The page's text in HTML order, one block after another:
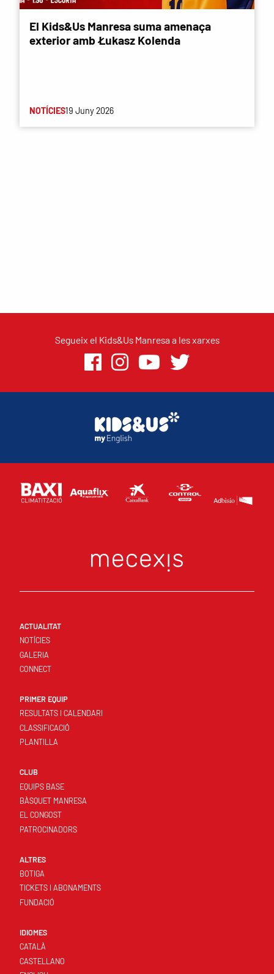
El Kids&Us Manresa suma amenaça
exterior amb Łukasz Kolenda
NOTÍCIES19 Juny 2026
Segueix el Kids&Us Manresa a les xarxes
ACTUALITAT
NOTÍCIES
GALERIA
CONNECT
PRIMER EQUIP
RESULTATS I CALENDARI
CLASSIFICACIÓ
PLANTILLA
CLUB
EQUIPS BASE
BÀSQUET MANRESA
EL CONGOST
PATROCINADORS
ALTRES
BOTIGA
TICKETS I ABONAMENTS
FUNDACIÓ
IDIOMES
CATALÀ
CASTELLANO